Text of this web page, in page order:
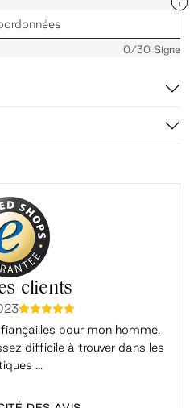
0/30 Signe
clients
mmmmm
pour mon homme.
difficile à trouver dans les
...